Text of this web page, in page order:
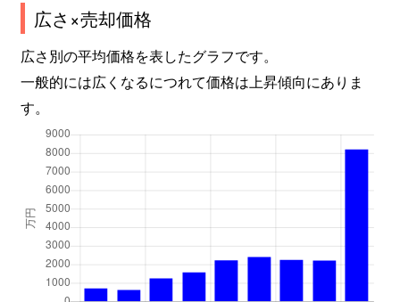
広さ×売却価格
広さ別の平均価格を表したグラフです。
一般的には広くなるにつれて価格は上昇傾向にありま
す。